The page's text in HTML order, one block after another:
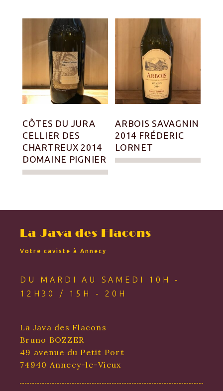
CÔTES DU JURA
CELLIER DES
CHARTREUX 2014
DOMAINE PIGNIER
ARBOIS SAVAGNIN
2014 FRÉDERIC
LORNET
La Java des Flacons
Votre caviste à Annecy
DU MARDI AU SAMEDI 10H -
12H30 / 15H - 20H
La Java des Flacons
Bruno BOZZER
49 avenue du Petit Port
74940 Annecy-le-Vieux